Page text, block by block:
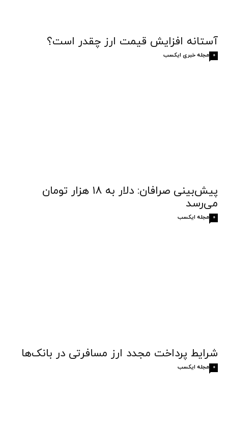
آستانه افزایش قیمت‌ ارز چقدر است؟
مجله خبری ایکسب 0
پیش‌بینی صرافان: دلار به ۱۸ هزار تومان
می‌رسد
مجله ایکسب 0
شرایط پرداخت مجدد ارز مسافرتی در بانک‌ها
مجله ایکسب 0